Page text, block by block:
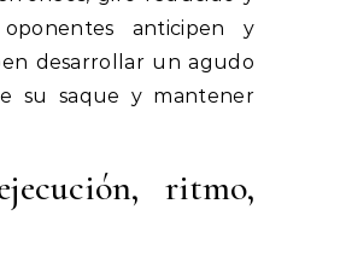
anticipen y
desarrollar un agudo
su saque y mantener
ritmo,